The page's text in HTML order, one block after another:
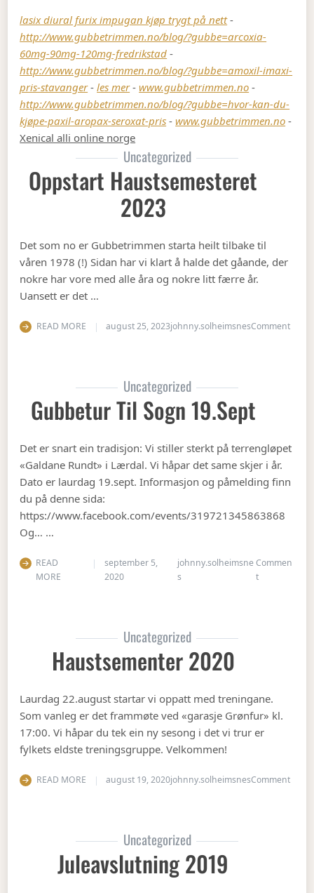
lasix diural furix impugan kjøp trygt på nett-
http://www.gubbetrimmen.no/blog/?gubbe=arcoxia-
60mg-90mg-120mg-fredrikstad -
http://www.gubbetrimmen.no/blog/?gubbe=amoxil-imaxi-
pris-stavanger-les mer-www.gubbetrimmen.no -
http://www.gubbetrimmen.no/blog/?gubbe=hvor-kan-du-
kjøpe-paxil-aropax-seroxat-pris -www.gubbetrimmen.no -
Xenical alli online norge
Uncategorized
Oppstart Haustsemesteret
2023
Det som no er Gubbetrimmen starta heilt tilbake til
våren 1978 (!) Sidan har vi klart å halde det gåande, der
nokre har vore med alle åra og nokre litt færre år.
Uansett er det …
READ MORE august 25, 2023johnny.solheimsnesCommenton
Uncategorized
Gubbetur Til Sogn 19.sept
Det er snart ein tradisjon: Vi stiller sterkt på terrengløpet
«Galdane Rundt» i Lærdal. Vi håpar det same skjer i år.
Dato er laurdag 19.sept. Informasjon og påmelding finn
du på denne sida:
https://www.facebook.com/events/319721345863868
Og… …
READ
MORE
september 5,
2020
johnny.solheimsne
s
Commen
ton Gubbetur
Uncategorized
Haustsementer 2020
Laurdag 22.august startar vi oppatt med treningane.
Som vanleg er det frammøte ved «garasje Grønfur» kl.
17:00. Vi håpar du tek ein ny sesong i det vi trur er
fylkets eldste treningsgruppe. Velkommen!
READ MORE august 19, 2020johnny.solheimsnesCommenton
Uncategorized
Juleavslutning 2019